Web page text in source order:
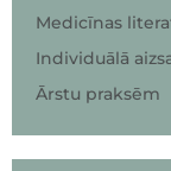
Medicīnas
Individuālā
Ārstu praksēm